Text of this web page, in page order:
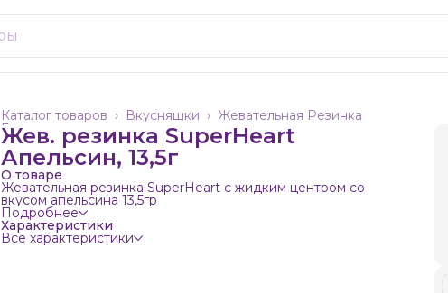
Жевательная Резинка
Вкусняшки ›
Каталог товаров ›
Главная
Жев. резинка SuperHeart
Апельсин, 13,5г
О товаре
Жевательная резинка SuperHeart с жидким центром со
вкусом апельсина 13,5гр
Подробнее
Характеристики
Все характеристики